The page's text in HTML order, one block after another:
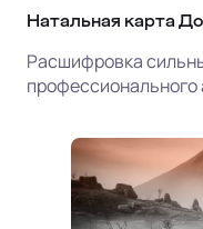
Натальная карта
Расшифровка
профессионального